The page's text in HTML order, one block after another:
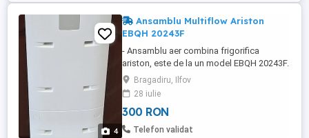
4
Ansamblu Multiflow Ariston
EBQH 20243F
- Ansamblu aer combina frigorifica
ariston, este de la un model EBQH 20243F.
- Este in stare bună.
Bragadiru, Ilfov
28 iulie
300 RON
Telefon validat